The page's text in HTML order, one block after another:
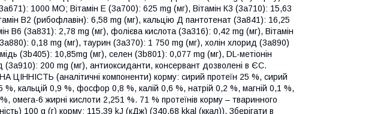
1000 МО; Вітамін Е (3а700): 625 mg (мг), Вітамін К3 (3а710): 15,63
В2 (рибофлавін): 6,58 mg (мг), кальцію Д пантотенат (3а841): 16,25
В6 (3а831): 2,78 mg (мг), фолієва кислота (3а316): 0,42 mg (мг), Вітамін
0,18 mg (мг), таурин (3а370): 1 750 mg (мг), холін хлорид (3а890)
(3b405): 10,85mg (мг), селен (3b801): 0,077 mg (мг), DL-метіонін
(3а910): 200 mg (мг), антиоксиданти, консервант дозволені в ЄС.
ЦІННІСТЬ (аналітичні компоненти) корму: сирий протеїн 25 %, сирий
кальцій 0,9 %, фосфор 0,8 %, калій 0,6 %, натрій 0,2 %, магній 0,1 %,
омега-6 жирні кислоти 2,251 %. 71 % протеїнів корму – тваринного
100 g (г) корму: 115,39 kJ (кДж) (340,68 kkal (ккал)). Зберігати в